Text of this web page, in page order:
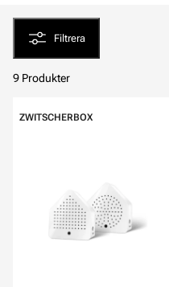
Filtrera
9 Produkter
ZWITSCHERBOX